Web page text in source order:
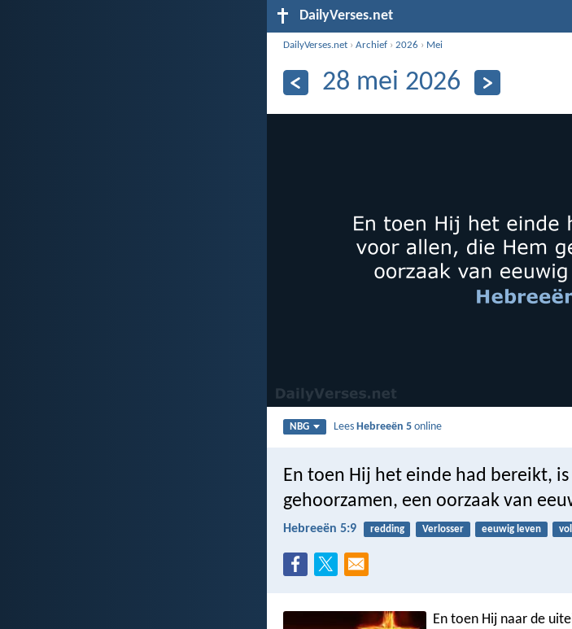
DailyVerses.net
DailyVerses.net ›Archief ›2026 › Mei
28 mei 2026
NBG LeesHebreeën 5 online
En toen Hij het einde had bereikt,
gehoorzamen, een oorzaak van
Hebreeën 5:9 redding Verlosser eeuwig leven
En toen Hij naar de